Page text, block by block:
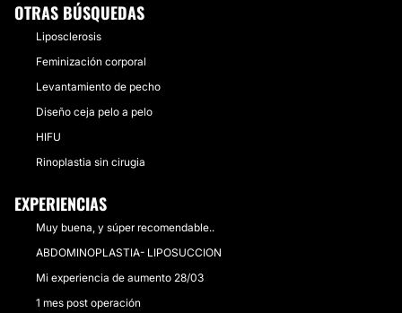
OTRAS BÚSQUEDAS
Liposclerosis
Feminización corporal
Levantamiento de pecho
Diseño ceja pelo a pelo
HIFU
Rinoplastia sin cirugia
EXPERIENCIAS
Muy buena, y súper recomendable..
ABDOMINOPLASTIA- LIPOSUCCION
Mi experiencia de aumento 28/03
1 mes post operación